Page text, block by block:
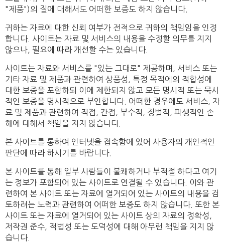
"제품")의 질에 대해서도 어떠한 보증도 하지 않습니다.
귀하는 자료에 대한 신뢰 여부가 전적으로 귀하의 책임임을 인정
합니다. 사이트는 자료 및 서비스의 내용을 수정할 의무를 지지
않으나, 필요에 따라 개선할 수는 있습니다.
사이트는 자료와 서비스를 "있는 그대로" 제공하며, 서비스 또는
기타 자료 및 제품과 관련하여 상품성, 특정 목적에의 적합성에
대한 보증을 포함하되 이에 제한되지 않고 모든 명시적 또는 묵시
적인 보증을 명시적으로 부인합니다. 어떠한 경우에도 서비스, 자
료 및 제품과 관련하여 직접, 간접, 부수적, 징벌적, 파생적인 손
해에 대해서 책임을 지지 않습니다.
본 사이트를 통하여 인터넷을 접속함에 있어 사용자의 개인적인
판단에 따라 하시기를 바랍니다.
본 사이트를 통해 일부 사람들이 불쾌하거나 부적절 하다고 여기
는 정보가 포함되어 있는 사이트로 연결될 수 있습니다. 이와 관
련하여 본 사이트 또는 자료에 열거되어 있는 사이트의 내용을 검
토하려는 노력과 관련하여 어떠한 보증도 하지 않습니다. 또한 본
사이트 또는 자료에 열거되어 있는 사이트 상의 자료의 정확성,
저작권 준수, 적법성 또는 도덕성에 대해 아무런 책임을 지지 않
습니다.